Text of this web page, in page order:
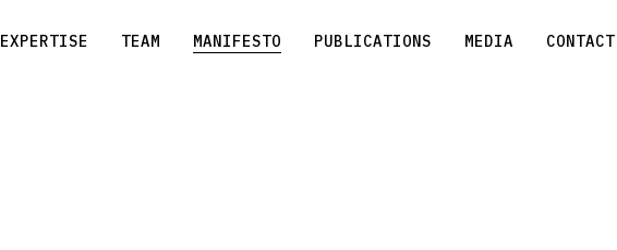
EXPERTISE TEAM MANIFESTO PUBLICATIONS MEDIA CONTACT